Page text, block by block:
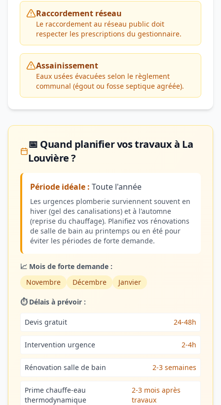
Raccordement réseau
Le raccordement au réseau public doit
respecter les prescriptions du gestionnaire.
Assainissement
Eaux usées évacuées selon le règlement
communal (égout ou fosse septique agréée).
📅 Quand planifier vos travaux à La
Louvière ?
Période idéale : Toute l'année
Les urgences plomberie surviennent souvent en
hiver (gel des canalisations) et à l'automne
(reprise du chauffage). Planifiez vos rénovations
de salle de bain au printemps ou en été pour
éviter les périodes de forte demande.
📈 Mois de forte demande :
Novembre
Décembre Janvier
⏱️ Délais à prévoir :
Devis gratuit 24-48h
Intervention urgence 2-4h
Rénovation salle de bain 2-3 semaines
Prime chauffe-eau
thermodynamique
2-3 mois après
travaux